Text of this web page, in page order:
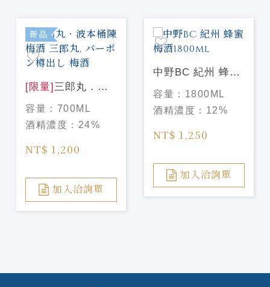
新品
[限量] 三郎丸．波
本桶陳 梅酒 三郎
丸, バーボン樽出
し 梅酒
容量： 700ML
酒精濃度： 24%
NT$ 1,200
加入洽詢單
中野BC 紀州 蜂蜜
梅酒1800ml
容量： 1800ML
酒精濃度： 12%
NT$ 1,250
加入洽詢單